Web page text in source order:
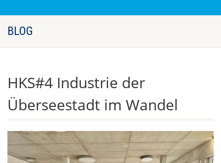
BLOG
HKS#4 Industrie der
Überseestadt im Wandel